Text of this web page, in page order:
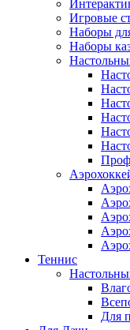
Игровые
Наборы
Наборы
Теннис
Для